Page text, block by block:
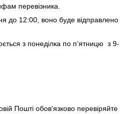
перевізника.
до 12:00, воно буде відправлено
з понеділка по п’ятницю з 9-
Пошті обов'язково перевіряйте